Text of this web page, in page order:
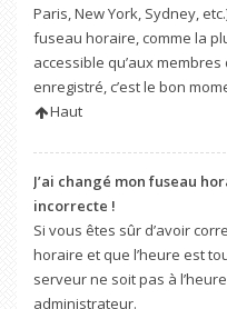
Paris, New York, Sydney,
fuseau horaire, comme la
accessible qu’aux
enregistré, c’est le bon
Haut
J’ai changé mon fuseau
incorrecte !
Si vous êtes sûr d’avoir
horaire et que l’heure est
serveur ne soit pas à
administrateur.